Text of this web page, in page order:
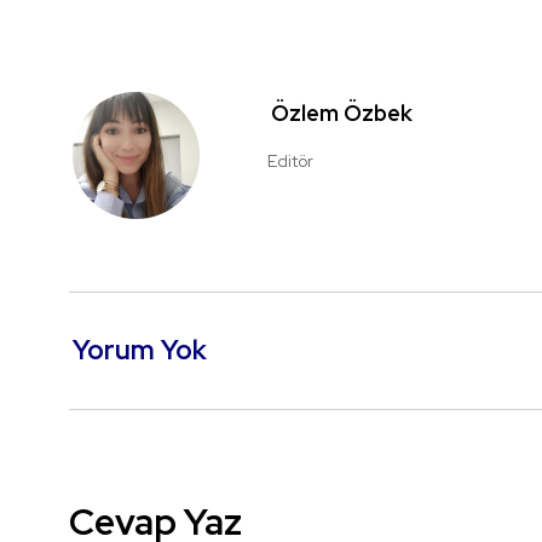
Özlem Özbek
Editör
Yorum Yok
Cevap Yaz